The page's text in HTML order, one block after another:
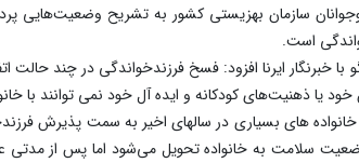
سازمان بهزیستی کشور به تشریح وضعیت‌هایی
است.
خبرنگار ایرنا افزود: فسخ فرزندخواندگی در چند
خود یا ذهنیت‌های کودکانه و ایده آل خود نمی توانند
های بسیاری در سالهای اخیر به سمت پذیرش
سلامت به خانواده تحویل می‌شود اما پس از مدتی